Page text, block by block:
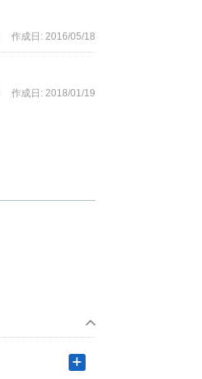
作成日: 2016/05/18
作成日: 2018/01/19